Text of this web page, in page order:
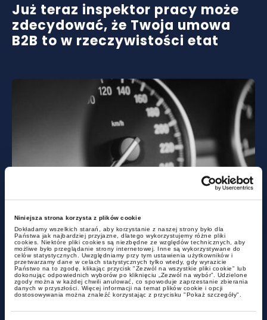
Niniejsza strona korzysta z plików cookie
Dokładamy wszelkich starań, aby korzystanie z naszej strony było dla
Państwa jak najbardziej przyjazne, dlatego wykorzystujemy różne pliki
cookies. Niektóre pliki cookies są niezbędne ze względów technicznych, aby
możliwe było przeglądanie strony internetowej. Inne są wykorzystywane do
celów statystycznych. Uwzględniamy przy tym ustawienia użytkowników i
przetwarzamy dane w celach statystycznych tylko wtedy, gdy wyrazicie
Państwo na to zgodę, klikając przycisk "Zezwól na wszystkie pliki cookie" lub
dokonując odpowiednich wyborów po kliknięciu „Zezwól na wybór”. Udzielone
zgody można w każdej chwili anulować, co spowoduje zaprzestanie zbierania
danych w przyszłości. Więcej informacji na temat plików cookie i opcji
dostosowywania można znaleźć korzystając z przycisku "Pokaż szczegóły".
Już teraz inspektor pracy może
zdecydować, że Twoja umowa
B2B to w rzeczywistości etat
Czy miasto może być
podatnikiem akcyzy?